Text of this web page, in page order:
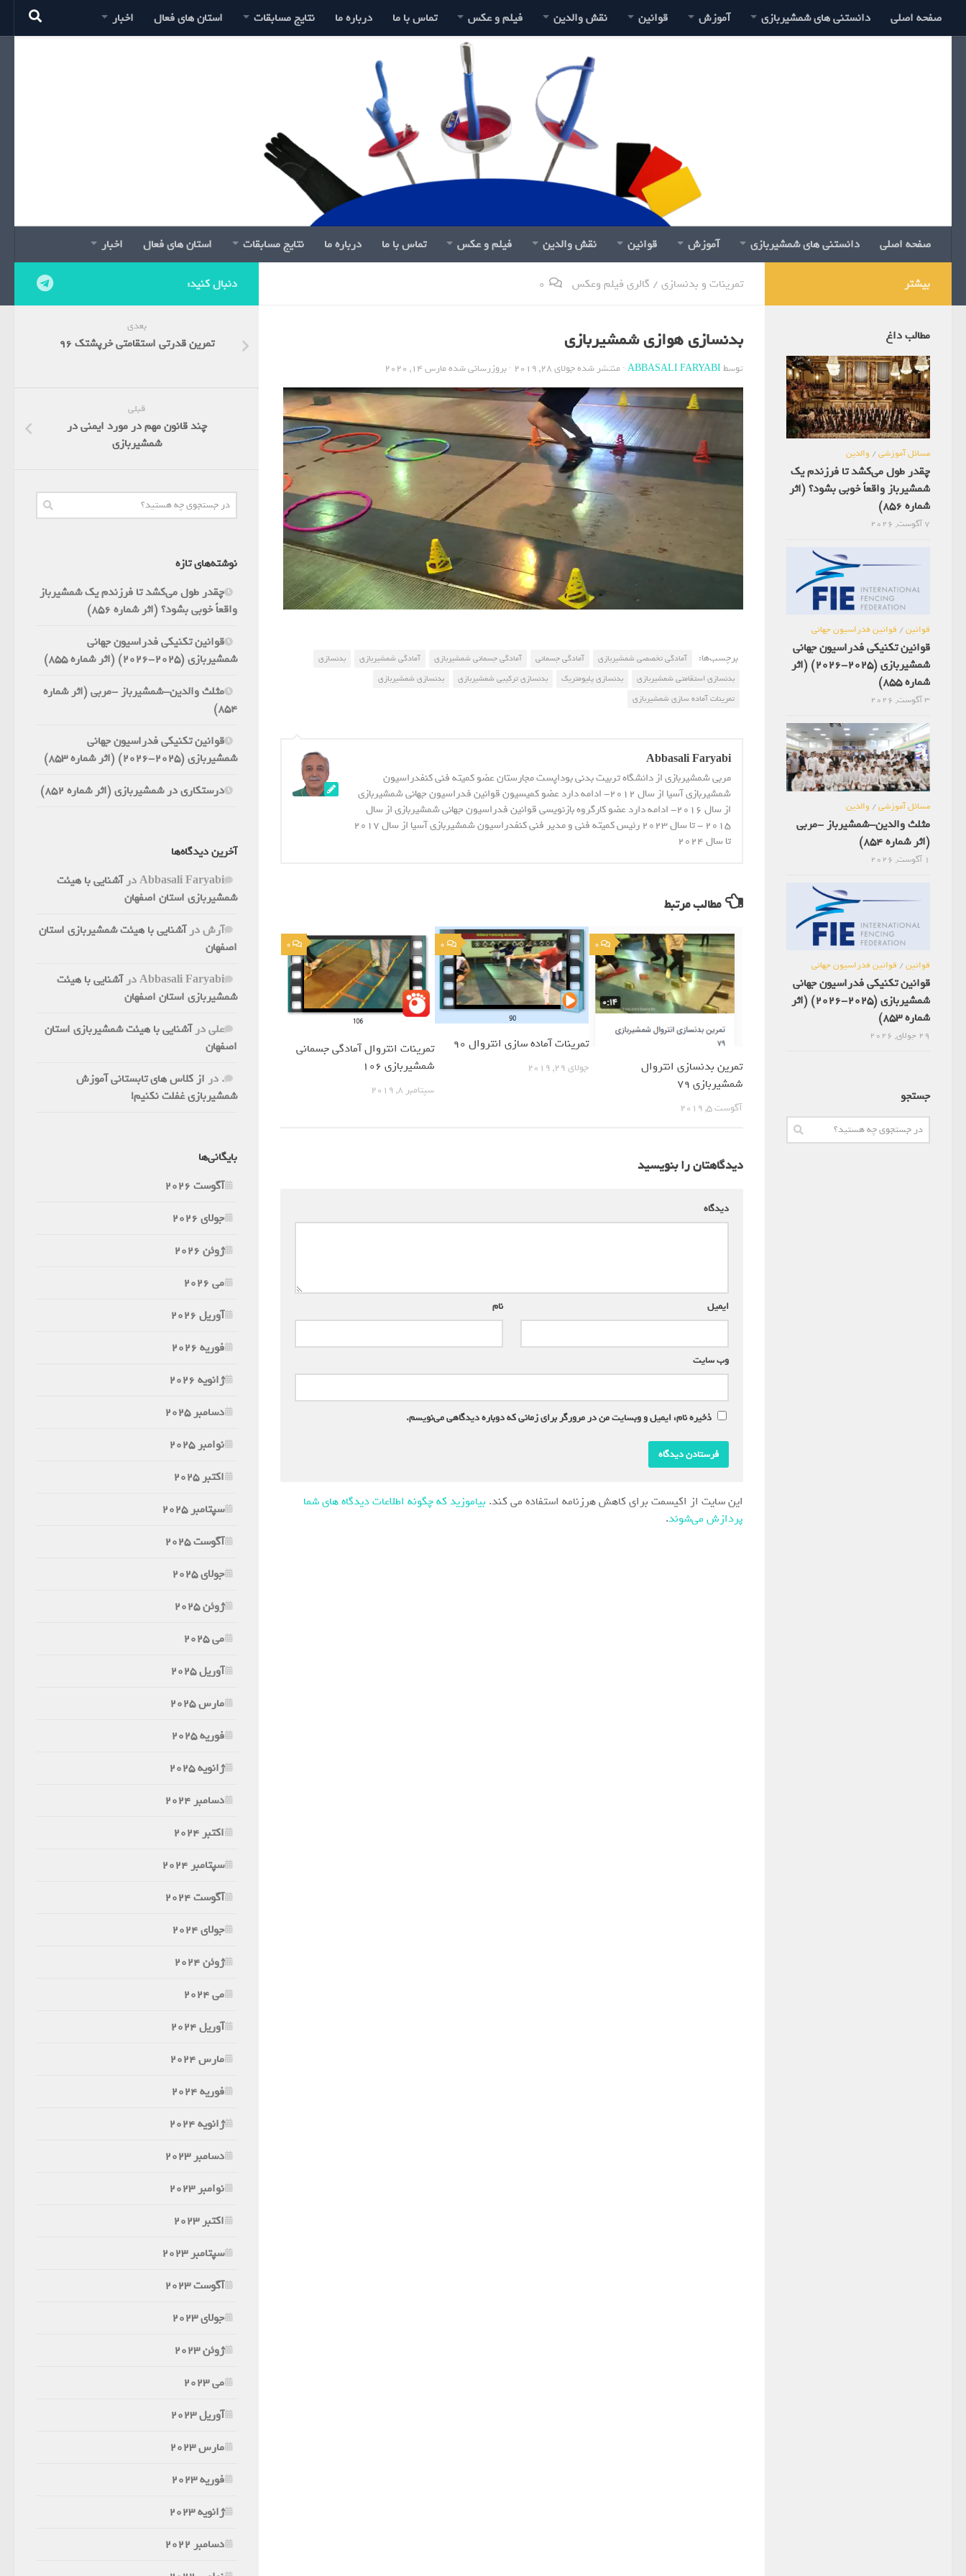
صفحه اصلی دانستنی های شمشیربازی آموزش قوانین نقش والدین فیلم و عکس تماس با ما درباره ما نتایج مسابقات استان های فعال اخبار
صفحه اصلی دانستنی های شمشیربازی آموزش قوانین نقش والدین فیلم و عکس تماس با ما درباره ما نتایج مسابقات استان های فعال اخبار
تمرینات و بدنسازی / گالری فیلم وعکس 0
بدنسازی هوازی شمشیربازی
توسطABBASALI FARYABI · منتشر شدهجولای 28, 2019 · بروزرسانی شدهمارس 14, 2020
برچسب‌ها: آمادگی تخصصی شمشیربازی آمادگی جسمانی آمادگی جسمانی شمشیربازی آمادگی شمشیربازی
بدنسازی
بدنسازی استقامتی شمشیربازی
بدنسازی پلیومتریک بدنسازی ترکیبی شمشیربازی
بدنسازی شمشیربازی
تمرینات آماده سازی شمشیربازی
Abbasali Faryabi
مربی شمشیربازی از دانشگاه تربیت بدنی بوداپست مجارستان عضو کمیته فنی کنفدراسیون
شمشیربازی آسیا از سال 2012- ادامه دارد عضو کمیسیون قوانین فدراسیون جهانی شمشیربازی
از سال 2016- ادامه دارد عضو کارگروه بازنویسی قوانین فدراسیون جهانی شمشیربازی از سال
2015 - تا سال 2023 رئیس کمیته فنی و مدیر فنی کنفدراسیون شمشیربازی آسیا از سال 2017
تا سال 2024
مطالب مرتبط
0
تمرین بدنسازی انتروال
شمشیربازی 79
آگوست 5, 2019
0
تمرینات آماده سازی انتروال 90
جولای 29, 2019
0
تمرینات انتروال آمادگی جسمانی
شمشیربازی 106
سپتامبر 8, 2019
دیدگاهتان را بنویسید
دیدگاه
نام ایمیل
وب‌ سایت
ذخیره نام، ایمیل و وبسایت من در مرورگر برای زمانی که دوباره دیدگاهی می‌نویسم.
این سایت از اکیسمت برای کاهش هرزنامه استفاده می کند. بیاموزید که چگونه اطلاعات دیدگاه های شما
پردازش می‌شوند.
دنبال کنید:
بعدی
تمرین قدرتی استقامتی خرپشتک 96
قبلی
چند قانون مهم در مورد ایمنی در
شمشیربازی
نوشته‌های تازه
چقدر طول می‌کشد تا فرزندم یک شمشیرباز
واقعاً خوبی بشود؟ (اثر شماره 856)
قوانین تکنیکی فدراسیون جهانی
شمشیربازی (2025-2026) (اثر شماره 855)
مثلث والدین-شمشیرباز -مربی (اثر شماره
854)
قوانین تکنیکی فدراسیون جهانی
شمشیربازی (2025-2026) (اثر شماره 853)
درستکاری در شمشیربازی (اثر شماره 852)
آخرین دیدگاه‌ها
Abbasali Faryabiدرآشنایی با هیئت
شمشیربازی استان اصفهان
آرشدرآشنایی با هیئت شمشیربازی استان
اصفهان
Abbasali Faryabiدرآشنایی با هیئت
شمشیربازی استان اصفهان
علیدرآشنایی با هیئت شمشیربازی استان
اصفهان
. در از کلاس های تابستانی آموزش
شمشیربازی غفلت نکنیم!
بایگانی‌ها
آگوست 2026
جولای 2026
ژوئن 2026
می 2026
آوریل 2026
فوریه 2026
ژانویه 2026
دسامبر 2025
نوامبر 2025
اکتبر 2025
سپتامبر 2025
آگوست 2025
جولای 2025
ژوئن 2025
می 2025
آوریل 2025
مارس 2025
فوریه 2025
ژانویه 2025
دسامبر 2024
اکتبر 2024
سپتامبر 2024
آگوست 2024
جولای 2024
ژوئن 2024
می 2024
آوریل 2024
مارس 2024
فوریه 2024
ژانویه 2024
دسامبر 2023
نوامبر 2023
اکتبر 2023
سپتامبر 2023
آگوست 2023
جولای 2023
ژوئن 2023
می 2023
آوریل 2023
مارس 2023
فوریه 2023
ژانویه 2023
دسامبر 2022
بیشتر
مطالب داغ
مسائل آموزشی/ والدین
چقدر طول می‌کشد تا فرزندم یک
شمشیرباز واقعاً خوبی بشود؟ (اثر
شماره 856)
7 آگوست, 2026
قوانین/ قوانین فدراسیون جهانی
قوانین تکنیکی فدراسیون جهانی
شمشیربازی (2025-2026) (اثر
شماره 855)
3 آگوست, 2026
مسائل آموزشی/ والدین
مثلث والدین-شمشیرباز -مربی
(اثر شماره 854)
1 آگوست, 2026
قوانین/ قوانین فدراسیون جهانی
قوانین تکنیکی فدراسیون جهانی
شمشیربازی (2025-2026) (اثر
شماره 853)
29 جولای, 2026
جستجو